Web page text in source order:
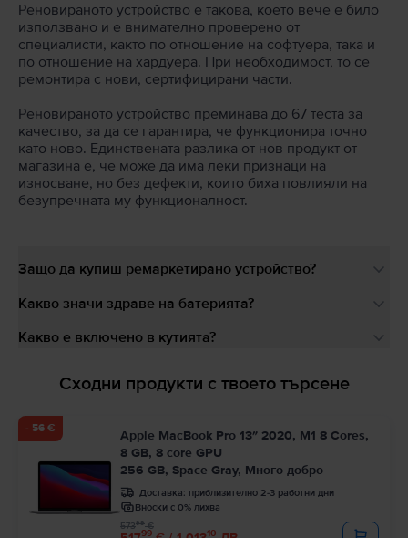
Реновираното устройство е такова, което вече е било
използвано и е внимателно проверено от
специалисти, както по отношение на софтуера, така и
по отношение на хардуера. При необходимост, то се
ремонтира с нови, сертифицирани части.
Реновираното устройство преминава до 67 теста за
качество, за да се гарантира, че функционира точно
като ново. Единствената разлика от нов продукт от
магазина е, че може да има леки признаци на
износване, но без дефекти, които биха повлияли на
безупречната му функционалност.
Защо да купиш ремаркетирано устройство?
Какво значи здраве на батерията?
Какво е включено в кутията?
Сходни продукти с твоето търсене
- 56 €
Apple MacBook Pro 13″ 2020, M1 8 Cores,
8 GB, 8 core GPU
256 GB, Space Gray, Много добро
Доставка: приблизително 2-3 работни дни
Вноски с 0% лихва
99 10
57399€